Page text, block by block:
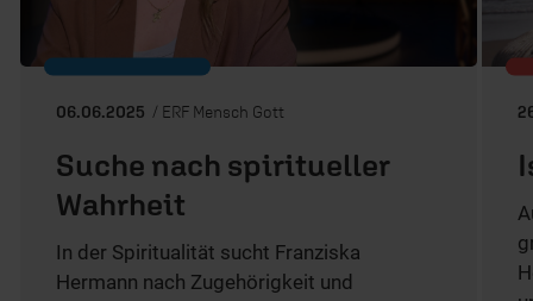
06.06.2025 / ERF Mensch Gott
Suche nach spiritueller
Wahrheit
In der Spiritualität sucht Franziska
Hermann nach Zugehörigkeit und